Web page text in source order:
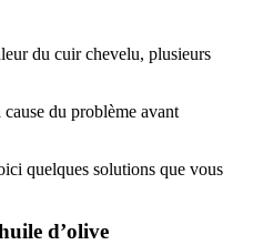
du cuir chevelu, plusieurs
du problème avant
quelques solutions que vous
d’olive